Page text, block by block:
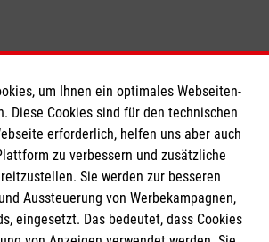
um Ihnen ein optimales Webseiten-
Diese Cookies sind für den technischen
erforderlich, helfen uns aber auch
zu verbessern und zusätzliche
Sie werden zur besseren
Aussteuerung von Werbekampagnen,
eingesetzt. Das bedeutet, dass Cookies